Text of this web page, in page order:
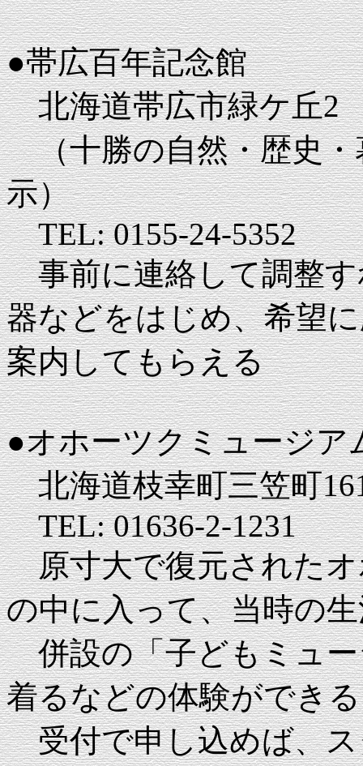
●帯広百年記念館
北海道帯広市緑ケ丘2
（十勝の自然・歴史・
示）
TEL: 0155-24-5352
事前に連絡して調整す
器などをはじめ、希望
案内してもらえる
●オホーツクミュージア
北海道枝幸町三笠町
TEL: 01636-2-1231
原寸大で復元されたオ
の中に入って、当時の
併設の「子どもミュー
着るなどの体験ができ
受付で申し込めば、ス